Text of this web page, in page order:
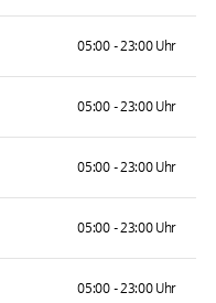
05:00 - 23:00 Uhr
05:00 - 23:00 Uhr
05:00 - 23:00 Uhr
05:00 - 23:00 Uhr
05:00 - 23:00 Uhr